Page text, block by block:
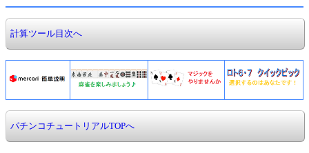
計算ツール目次へ
パチンコチュートリアルTOPへ